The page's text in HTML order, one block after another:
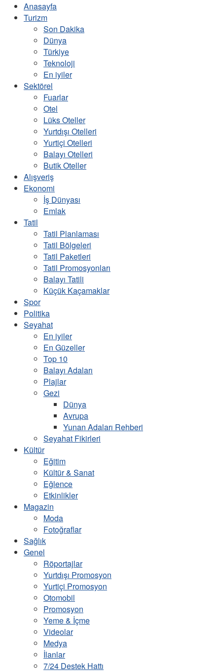
Anasayfa
Turizm
Son Dakika
Dünya
Türkiye
Teknoloji
En iyiler
Sektörel
Fuarlar
Otel
Lüks Oteller
Yurtdışı Otelleri
Yurtiçi Otelleri
Balayı Otelleri
Butik Oteller
Alışveriş
Ekonomi
İş Dünyası
Emlak
Tatil
Tatil Planlaması
Tatil Bölgeleri
Tatil Paketleri
Tatil Promosyonları
Balayı Tatili
Küçük Kaçamaklar
Spor
Politika
Seyahat
En iyiler
En Güzeller
Top 10
Balayı Adaları
Plajlar
Gezi
Dünya
Avrupa
Yunan Adaları Rehberi
Seyahat Fikirleri
Kültür
Eğitim
Kültür & Sanat
Eğlence
Etkinlikler
Magazin
Moda
Fotoğraflar
Sağlık
Genel
Röportajlar
Yurtdışı Promosyon
Yurtiçi Promosyon
Otomobil
Promosyon
Yeme & İçme
Videolar
Medya
İlanlar
7/24 Destek Hattı